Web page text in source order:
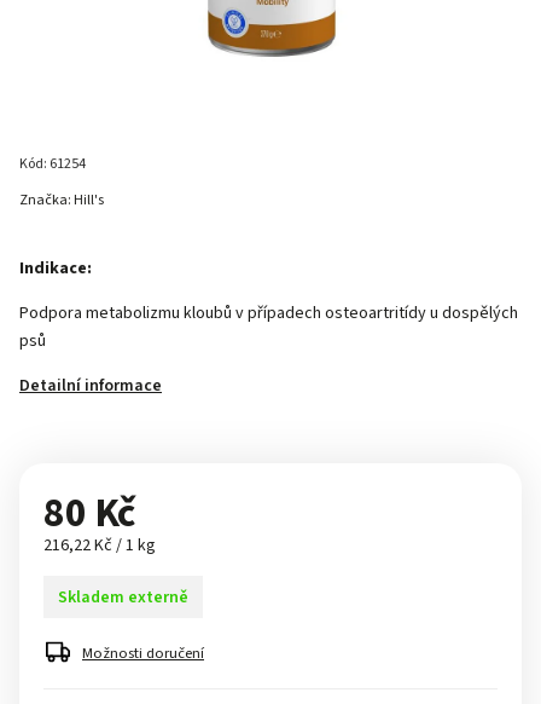
Kód: 61254
Indikace:
Podpora metabolizmu kloubů v případech osteoartritídy u dospělých
psů
Detailní informace
Značka: Hill's
80 Kč
216,22 Kč / 1 kg
Skladem externě
Možnosti doručení